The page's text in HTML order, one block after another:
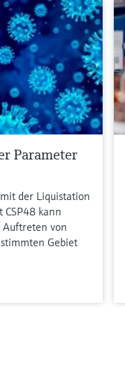
Parameter
der Liquistation
kann
von
Gebiet